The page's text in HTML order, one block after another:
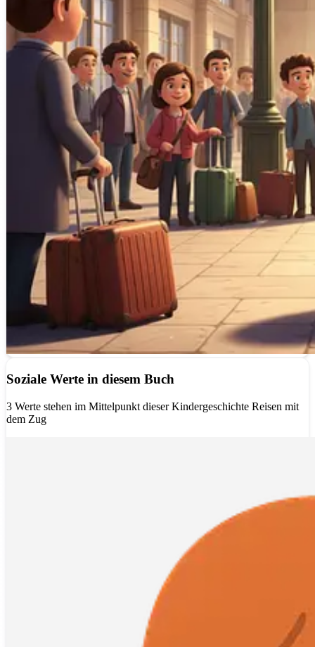
Soziale Werte in diesem Buch
3 Werte stehen im Mittelpunkt dieser Kindergeschichte Reisen mit
dem Zug